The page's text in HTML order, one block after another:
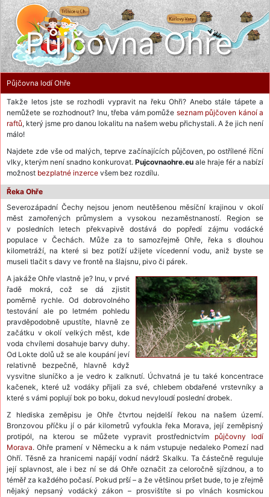
Půjčovna Ohře
Půjčovna lodí Ohře
Takže letos jste se rozhodli vypravit na řeku Ohři? Anebo stále tápete a
nemůžete se rozhodnout? Inu, třeba vám pomůže seznam půjčoven kánoí a
raftů, který jsme pro danou lokalitu na našem webu přichystali. A že jich není
málo!
Najdete zde vše od malých, teprve začínajících půjčoven, po ostřílené říční
vlky, kterým není snadno konkurovat. Pujcovnaohre.eu ale hraje fér a nabízí
možnost bezplatné inzerce všem bez rozdílu.
Řeka Ohře
Severozápadní Čechy nejsou jenom neutěšenou měsíční krajinou v okolí
měst zamořených průmyslem a vysokou nezaměstnaností. Region se
v posledních letech překvapivě dostává do popředí zájmu vodácké
populace v Čechách. Může za to samozřejmě Ohře, řeka s dlouhou
kilometráží, na které si bez potíží užijete vícedenní vodu, aniž byste se
museli tlačit s davy ve frontě na šlajsnu, pivo či párek.
A jakáže Ohře vlastně je? Inu, v prvé
řadě mokrá, což se dá zjistit
poměrně rychle. Od dobrovolného
testování ale po letmém pohledu
pravděpodobně upustíte, hlavně ze
začátku v okolí velkých měst, kde
voda chvílemi dosahuje barvy duhy.
Od Lokte dolů už se ale koupání jeví
relativně bezpečně, hlavně když
vysvitne sluníčko a je vedro k zalknutí. Úchvatná je tu také koncentrace
kačenek, které už vodáky přijali za své, chlebem obdařené vrstevníky a
které s vámi poplují bok po boku, dokud nevyloudí poslední drobek.
Z hlediska zeměpisu je Ohře čtvrtou nejdelší řekou na našem území.
Bronzovou příčku jí o pár kilometrů vyfoukla řeka Morava, její zeměpisný
protipól, na kterou se můžete vypravit prostřednictvím půjčovny lodí
Morava. Ohře pramení v Německu a k nám vstupuje nedaleko Pomezí nad
Ohří. Těsně za hranicemi napájí vodní nádrž Skalku. Ta částečně reguluje
její splavnost, ale i bez ní se dá Ohře označit za celoročně sjízdnou, a to
téměř za každého počasí. Pokud prší – a že většinou pršet bude, to je zřejmě
nějaký nepsaný vodácký zákon – prosvištíte si po vlnách kosmickou